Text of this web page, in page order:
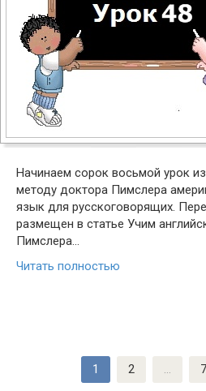
Начинаем сорок восьмой урок
методу доктора Пимслера
язык для русскоговорящих.
размещен в статье Учим
Пимслера…
Читать полностью
1 2 … 7